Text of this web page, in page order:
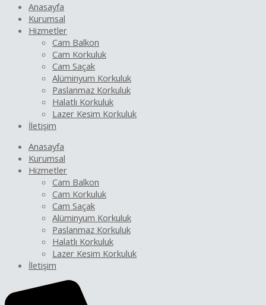
Anasayfa
Kurumsal
Hizmetler
Cam Balkon
Cam Korkuluk
Cam Saçak
Alüminyum Korkuluk
Paslanmaz Korkuluk
Halatlı Korkuluk
Lazer Kesim Korkuluk
İletişim
Anasayfa
Kurumsal
Hizmetler
Cam Balkon
Cam Korkuluk
Cam Saçak
Alüminyum Korkuluk
Paslanmaz Korkuluk
Halatlı Korkuluk
Lazer Kesim Korkuluk
İletişim